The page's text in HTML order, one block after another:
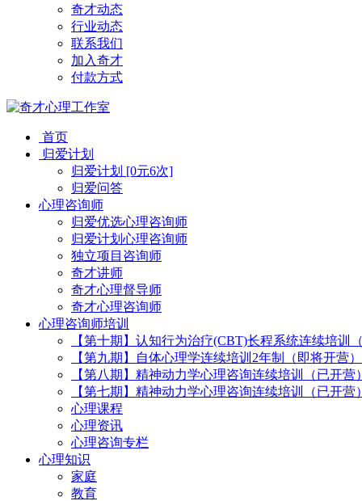
奇才动态
行业动态
联系我们
加入奇才
付款方式
首页
归爱计划
归爱计划 [0元6次]
归爱问答
心理咨询师
归爱优选心理咨询师
归爱计划心理咨询师
独立项目咨询师
奇才讲师
奇才心理督导师
奇才心理咨询师
心理咨询师培训
【第十期】认知行为治疗(CBT)长程系统连续培训
【第九期】自体心理学连续培训2年制（即将开营）
【第八期】精神动力学心理咨询连续培训（已开营）
【第七期】精神动力学心理咨询连续培训（已开营）
心理课程
心理资讯
心理咨询专栏
心理知识
家庭
教育